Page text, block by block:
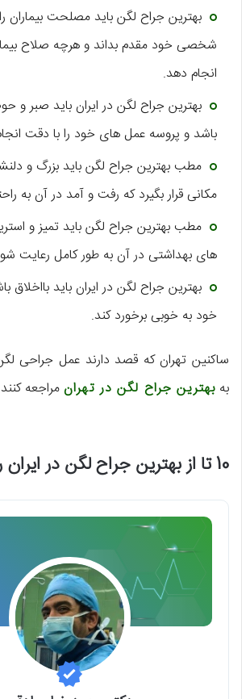
بهترین جراح لگن باید مصلحت بیماران
شخصی خود مقدم بداند و هرچه صلاح
انجام دهد.
بهترین جراح لگن در ایران باید صبر و
باشد و پروسه عمل های خود را با دقت
مطب بهترین جراح لگن باید بزرگ و
مکانی قرار بگیرد که رفت و آمد در آن به
مطب بهترین جراح لگن باید تمیز و
های بهداشتی در آن به طور کامل رعایت
بهترین جراح لگن در ایران باید بااخلاق
خود به خوبی برخورد کند.
ساکنین تهران که قصد دارند عمل جراحی
به بهترین جراح لگن در تهرانمراجعه
10 تا از بهترین جراح لگن در ایران را بشناسید!